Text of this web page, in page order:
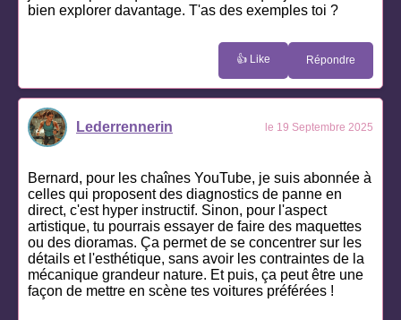
bien explorer davantage. T'as des exemples toi ?
👍 Like Répondre
Lederrennerin le 19 Septembre 2025
Bernard, pour les chaînes YouTube, je suis abonnée à
celles qui proposent des diagnostics de panne en
direct, c'est hyper instructif. Sinon, pour l'aspect
artistique, tu pourrais essayer de faire des maquettes
ou des dioramas. Ça permet de se concentrer sur les
détails et l'esthétique, sans avoir les contraintes de la
mécanique grandeur nature. Et puis, ça peut être une
façon de mettre en scène tes voitures préférées !